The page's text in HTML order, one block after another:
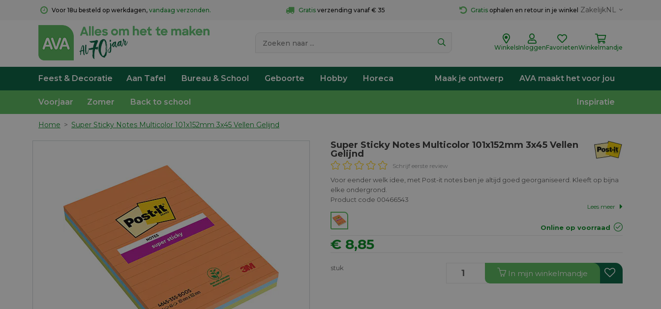
Voor 18u besteld op werkdagen, vandaag verzonden. Gratis verzending vanaf € 35 Gratis ophalen en retour in je winkel ZakelijkNL
WinkelsInloggenFavorietenWinkelmandje
Feest & Decoratie Aan Tafel Bureau & School Geboorte Hobby Horeca Maak je ontwerp AVA maakt het voor jou
Voorjaar Zomer Back to school Inspiratie
Home > Super Sticky Notes Multicolor 101x152mm 3x45 Vellen Gelijnd
Super Sticky Notes Multicolor 101x152mm 3x45 Vellen
Gelijnd
Schrijf eerste review
Voor eender welk idee, met Post-it notes ben je altijd goed georganiseerd. Kleeft op bijna
elke ondergrond.
Product code 00466543
Lees meer
Online op voorraad
€ 8,85
stuk
In mijn winkelmandje